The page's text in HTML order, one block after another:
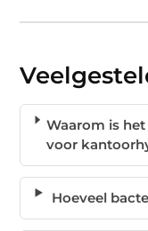
Waarom is
voor
Hoeveel